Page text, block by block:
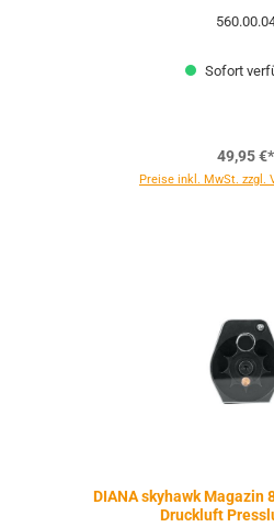
Sofort
49,95 €*
Preise inkl. MwSt. zzgl.
DIANA skyhawk Magazin
Druckluft